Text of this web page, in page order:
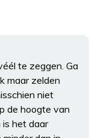
te zeggen. Ga
maar zelden
niet
de hoogte van
is het daar